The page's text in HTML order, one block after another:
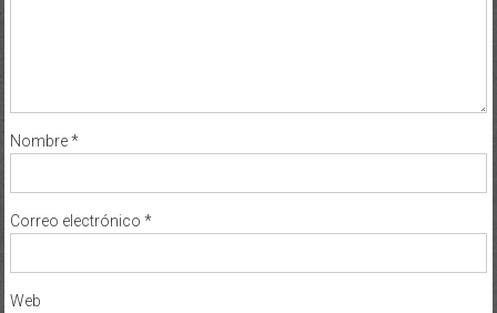
Nombre*
Correo electrónico *
Web